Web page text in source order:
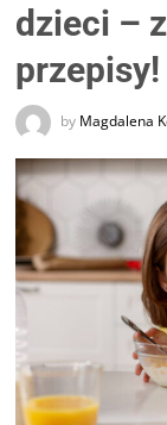
dzieci –
przepisy!
by Magdalena